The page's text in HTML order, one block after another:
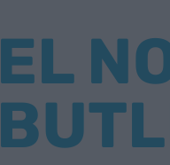
EL